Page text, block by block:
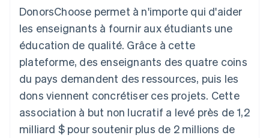
accélérés
Connections
Comptes
associés
Product roadmap
Découvrez les prochaines évolutions
Jeux
Hôtellerie, voyages et
loisirs
Assurance
Médias et
divertissements
Organisations à but
non lucratif
Services aux
entreprises
Secteur public
Commerce en ligne
Ressources
Intégrations
d'applications
Exemples de code
Blog des développeurs
État de l'API
Contacter notre équipe
Devenir partenaire
DonorsChoose permet à n'importe qui d'aider
les enseignants à fournir aux étudiants une
éducation de qualité. Grâce à cette
plateforme, des enseignants des quatre coins
du pays demandent des ressources, puis les
dons viennent concrétiser ces projets. Cette
association à but non lucratif a levé près de 1,2
milliard $ pour soutenir plus de 2 millions de